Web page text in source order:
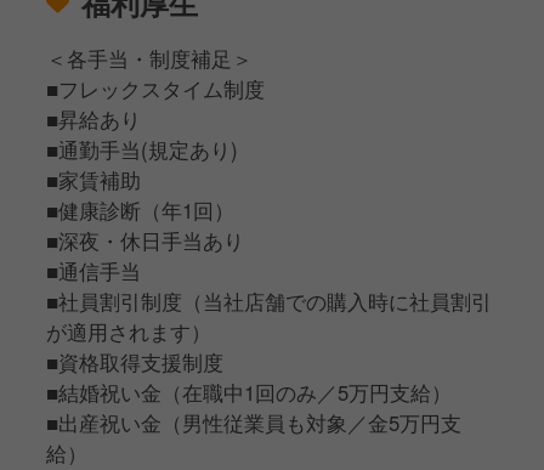
＜各手当・制度補足＞
■フレックスタイム制度
■昇給あり
■通勤手当(規定あり)
■家賃補助
■健康診断（年1回）
■深夜・休日手当あり
■通信手当
■社員割引制度（当社店舗での購入時に社員割引
が適用されます）
■資格取得支援制度
■結婚祝い金（在職中1回のみ／5万円支給）
■出産祝い金（男性従業員も対象／金5万円支
給）